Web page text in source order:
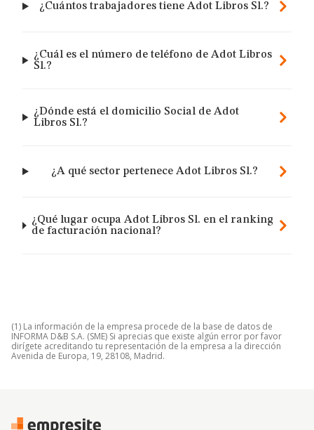
¿Cuántos trabajadores tiene Adot Libros Sl.?
¿Cuál es el número de teléfono de Adot Libros
Sl.?
¿Dónde está el domicilio Social de Adot
Libros Sl.?
¿A qué sector pertenece Adot Libros Sl.?
¿Qué lugar ocupa Adot Libros Sl. en el ranking
de facturación nacional?
(1) La información de la empresa procede de la base de datos de
INFORMA D&B S.A. (SME) Si aprecias que existe algún error por favor
dirígete acreditando tu representación de la empresa a la dirección
Avenida de Europa, 19, 28108, Madrid.